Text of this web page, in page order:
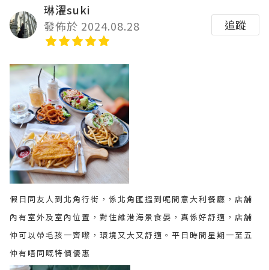
琳濯suki
發佈於 2024.08.28
追蹤
假日同友人到北角行街，係北角匯搵到呢間意大利餐廳，店舖
內有室外及室內位置，對住維港海景食晏，真係好舒適，店舖
仲可以帶毛孩一齊嚟，環境又大又舒適。平日時間星期一至五
仲有唔同嘅特價優惠